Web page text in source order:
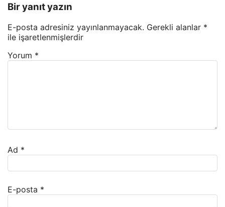
Bir yanıt yazın
E-posta adresiniz yayınlanmayacak. Gerekli alanlar *
ile işaretlenmişlerdir
Yorum *
Ad *
E-posta *